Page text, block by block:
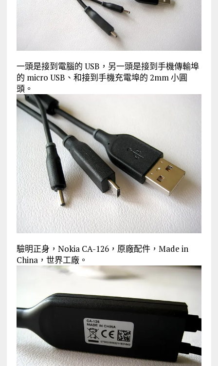
一頭是接到電腦的 USB，另一頭是接到手機傳輸埠
的 micro USB、和接到手機充電埠的 2mm 小圓
頭。
驗明正身，Nokia CA-126，原廠配件，Made in
China，世界工廠。